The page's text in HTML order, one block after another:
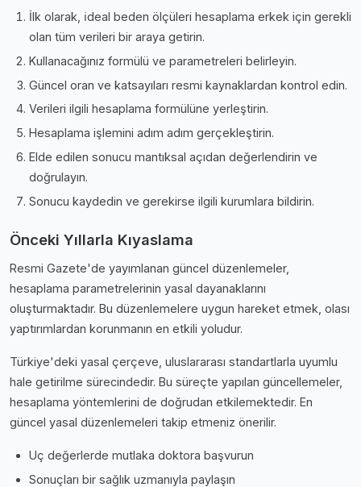
İlk olarak, i̇deal beden ölçüleri hesaplama erkek için gerekli
olan tüm verileri bir araya getirin.
Kullanacağınız formülü ve parametreleri belirleyin.
Güncel oran ve katsayıları resmi kaynaklardan kontrol edin.
Verileri ilgili hesaplama formülüne yerleştirin.
Hesaplama işlemini adım adım gerçekleştirin.
Elde edilen sonucu mantıksal açıdan değerlendirin ve
doğrulayın.
Sonucu kaydedin ve gerekirse ilgili kurumlara bildirin.
Önceki Yıllarla Kıyaslama
Resmi Gazete'de yayımlanan güncel düzenlemeler,
hesaplama parametrelerinin yasal dayanaklarını
oluşturmaktadır. Bu düzenlemelere uygun hareket etmek, olası
yaptırımlardan korunmanın en etkili yoludur.
Türkiye'deki yasal çerçeve, uluslararası standartlarla uyumlu
hale getirilme sürecindedir. Bu süreçte yapılan güncellemeler,
hesaplama yöntemlerini de doğrudan etkilemektedir. En
güncel yasal düzenlemeleri takip etmeniz önerilir.
Uç değerlerde mutlaka doktora başvurun
Sonuçları bir sağlık uzmanıyla paylaşın